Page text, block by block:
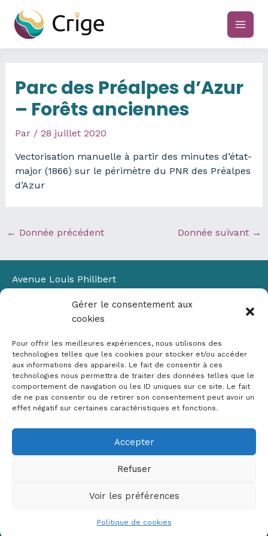
Gérer le consentement aux
cookies
Pour offrir les meilleures expériences, nous utilisons des
technologies telles que les cookies pour stocker et/ou accéder
aux informations des appareils. Le fait de consentir à ces
technologies nous permettra de traiter des données telles que le
comportement de navigation ou les ID uniques sur ce site. Le fait
de ne pas consentir ou de retirer son consentement peut avoir un
effet négatif sur certaines caractéristiques et fonctions.
Accepter
Refuser
Voir les préférences
Politique de cookies
contenu
main
Parc des Préalpes d’Azur
– Forêts anciennes
Par / 28 juillet 2020
Vectorisation manuelle à partir des minutes d’état-
major (1866) sur le périmètre du PNR des Préalpes
d’Azur
← Donnée précédent Donnée suivant →
Avenue Louis Philibert
Bâtiment Laennec
13100 Aix-en-Provence
✉ contact@crige-paca.org
Mentions légales
RGPD
Copyright © 2026 Crige PACA